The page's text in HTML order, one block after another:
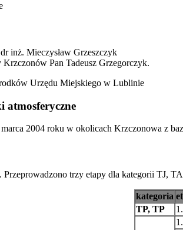
inż. Mieczysław Grzeszczyk
Pan Tadeusz Grzegorczyk.
Urzędu Miejskiego w Lublinie
atmosferyczne
2004 roku w okolicach Krzczonowa z
Przeprowadzono trzy etapy dla kategorii TJ,
kategoria
TP, TP
1.
1.